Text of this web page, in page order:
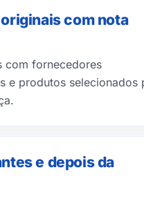
com nota
com fornecedores
e produtos selecionados
e depois da